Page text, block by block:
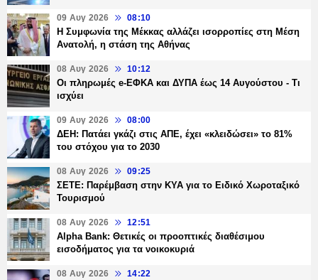
09 Αυγ 2026 08:10
Η Συμφωνία της Μέκκας αλλάζει ισορροπίες στη Μέση
Ανατολή, η στάση της Αθήνας
08 Αυγ 2026 10:12
Οι πληρωμές e-ΕΦΚΑ και ΔΥΠΑ έως 14 Αυγούστου - Τι
ισχύει
09 Αυγ 2026 08:00
ΔΕΗ: Πατάει γκάζι στις ΑΠΕ, έχει «κλειδώσει» το 81%
του στόχου για το 2030
08 Αυγ 2026 09:25
ΣΕΤΕ: Παρέμβαση στην ΚΥΑ για το Ειδικό Χωροταξικό
Τουρισμού
08 Αυγ 2026 12:51
Alpha Bank: Θετικές οι προοπτικές διαθέσιμου
εισοδήματος για τα νοικοκυριά
08 Αυγ 2026 14:22